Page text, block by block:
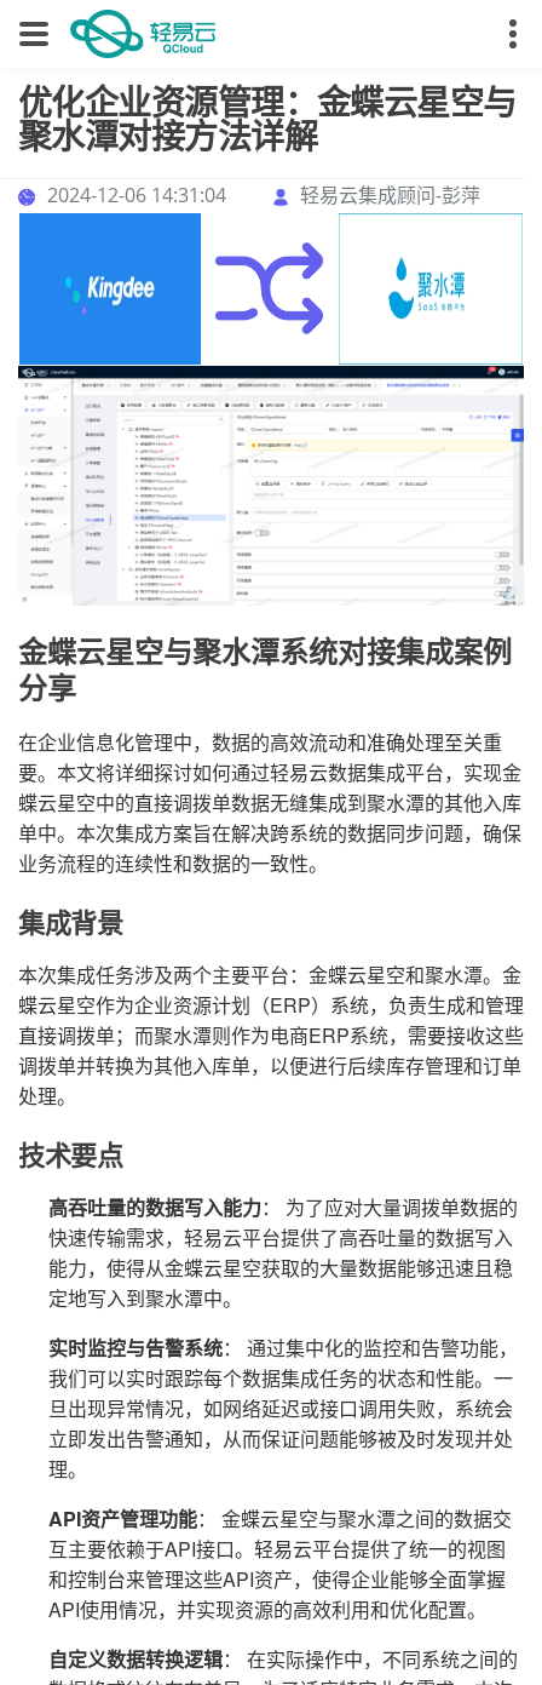
优化企业资源管理：金蝶云星空与
聚水潭对接方法详解
2024-12-06 14:31:04 轻易云集成顾问-彭萍
金蝶云星空与聚水潭系统对接集成案例
分享
在企业信息化管理中，数据的高效流动和准确处理至关重
要。本文将详细探讨如何通过轻易云数据集成平台，实现金
蝶云星空中的直接调拨单数据无缝集成到聚水潭的其他入库
单中。本次集成方案旨在解决跨系统的数据同步问题，确保
业务流程的连续性和数据的一致性。
集成背景
本次集成任务涉及两个主要平台：金蝶云星空和聚水潭。金
蝶云星空作为企业资源计划（ERP）系统，负责生成和管理
直接调拨单；而聚水潭则作为电商ERP系统，需要接收这些
调拨单并转换为其他入库单，以便进行后续库存管理和订单
处理。
技术要点
高吞吐量的数据写入能力： 为了应对大量调拨单数据的
快速传输需求，轻易云平台提供了高吞吐量的数据写入
能力，使得从金蝶云星空获取的大量数据能够迅速且稳
定地写入到聚水潭中。
实时监控与告警系统： 通过集中化的监控和告警功能，
我们可以实时跟踪每个数据集成任务的状态和性能。一
旦出现异常情况，如网络延迟或接口调用失败，系统会
立即发出告警通知，从而保证问题能够被及时发现并处
理。
API资产管理功能： 金蝶云星空与聚水潭之间的数据交
互主要依赖于API接口。轻易云平台提供了统一的视图
和控制台来管理这些API资产，使得企业能够全面掌握
API使用情况，并实现资源的高效利用和优化配置。
自定义数据转换逻辑： 在实际操作中，不同系统之间的